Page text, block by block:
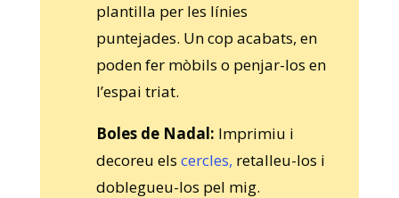
plantilla per les línies
puntejades. Un cop acabats, en
poden fer mòbils o penjar-los en
l’espai triat.
Boles de Nadal: Imprimiu i
decoreu elscercles, retalleu-los i
doblegueu-los pel mig.